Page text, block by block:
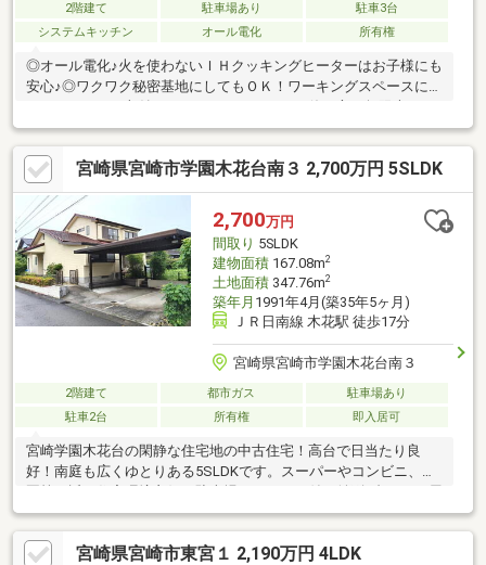
2階建て 駐車場あり
駐車3台
システムキッチン
オール電化 所有権
◎オール電化♪火を使わないＩＨクッキングヒーターはお子様にも
安心♪◎ワクワク秘密基地にしてもＯＫ！ワーキングスペースにし
フトがある新生活で楽しい時間を過ごせます！◎お友達をたくさ
ん呼べるゆとりの駐車スペース！運転が苦手なあなたも安心して
駐車出来ます！◎バルコニー付き☆ガーデニングやバーベキュー
はもちろん、テーブルとイスをおいて特別空間を演出しても素敵
です！
宮崎県宮崎市学園木花台南３ 2,700万円 5SLDK
2,700万円
間取り 5SLDK
建物面積167.08m2
土地面積347.76m2
築年月 1991年4月(築35年5ヶ月)
ＪＲ日南線 木花駅 徒歩17分
宮崎県宮崎市学園木花台南３
2階建て 都市ガス
駐車場あり
駐車2台
所有権 即入居可
宮崎学園木花台の閑静な住宅地の中古住宅！高台で日当たり良
好！南庭も広くゆとりある5SLDKです。スーパーやコンビニ、公
園等も近く住宅環境良好！駐車場はガレージ付き並列2台可！ 屋
根裏収納付！空家ですので内覧可能！お気軽にお問合せくださ
い。
宮崎県宮崎市東宮１ 2,190万円 4LDK